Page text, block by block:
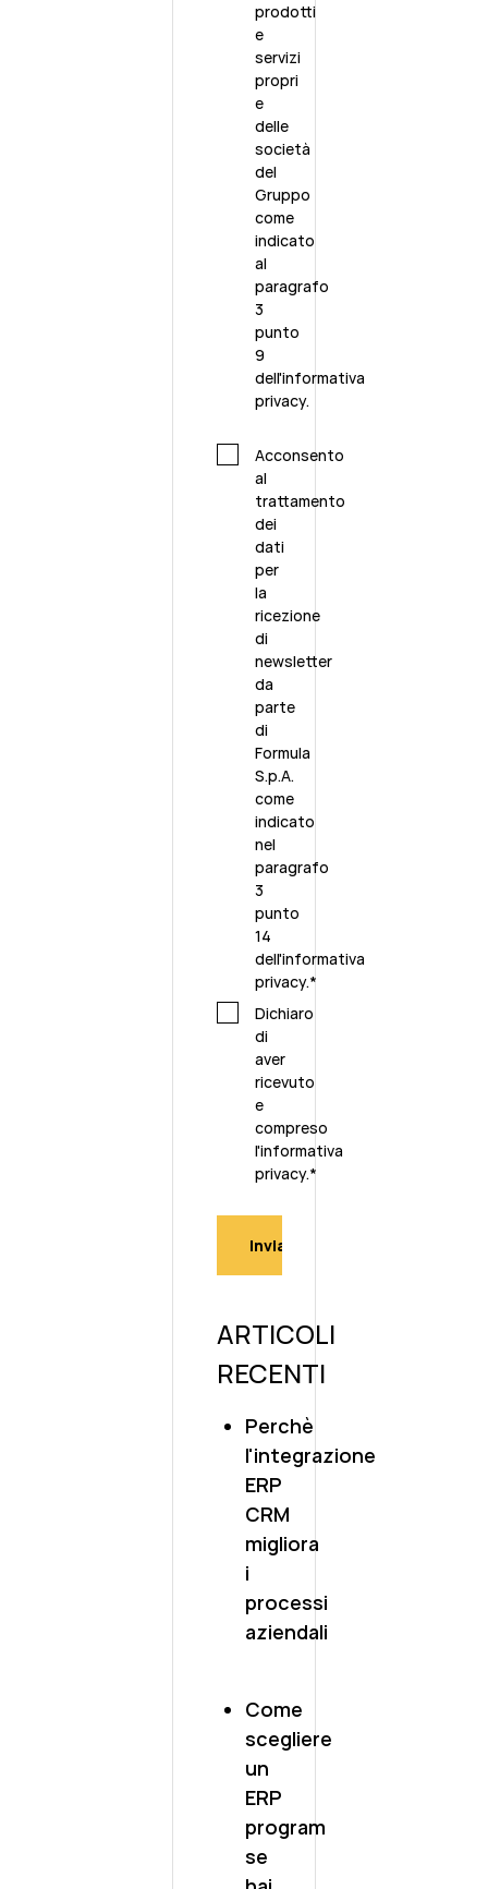
prodotti
e
servizi
propri
e
delle
società
del
Gruppo
come
indicato
al
paragrafo
3
punto
9
dell'informativa
privacy.
Acconsento
al
trattamento
dei
dati
per
la
ricezione
di
newsletter
da
parte
di
Formula
S.p.A.
come
indicato
nel
paragrafo
3
punto
14
dell'informativa
privacy.*
Dichiaro
di
aver
ricevuto
e
compreso
l'informativa
privacy.*
ARTICOLI
RECENTI
Perchè
l'integrazione
ERP
CRM
migliora
i
processi
aziendali
Come
scegliere
un
ERP
program
se